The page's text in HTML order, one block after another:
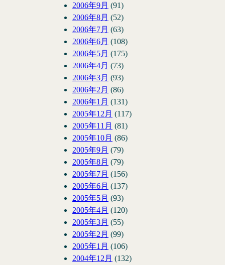
2006年9月 (91)
2006年8月 (52)
2006年7月 (63)
2006年6月 (108)
2006年5月 (175)
2006年4月 (73)
2006年3月 (93)
2006年2月 (86)
2006年1月 (131)
2005年12月 (117)
2005年11月 (81)
2005年10月 (86)
2005年9月 (79)
2005年8月 (79)
2005年7月 (156)
2005年6月 (137)
2005年5月 (93)
2005年4月 (120)
2005年3月 (55)
2005年2月 (99)
2005年1月 (106)
2004年12月 (132)